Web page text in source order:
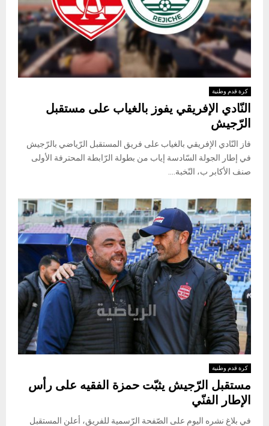
كرة قدم وطنية
النّادي الإفريقي يفوز بالغياب على مستقبل
الرّجيش
فاز النّادي الإفريقي بالغياب على فريق المستقبل الرّياضي بالرّجيش
في إطار الجولة السّادسة إياب من بطولة الرّابطة المحترفة الأولى
صنف الأكابر ب، النّخبة....
كرة قدم وطنية
مستقبل الرّجيش يثبّت حمزة الفقيه على رأس
الإطار الفنّي
في بلاغ نشره اليوم على الصّفحة الرّسمية للفريق، أعلن المستقبل